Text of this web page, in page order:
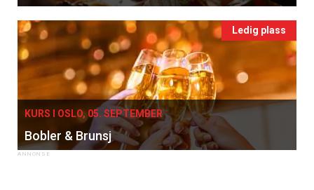
Ledig plass
KURS I OSLO, 05. SEPTEMBER
Bobler & Brunsj